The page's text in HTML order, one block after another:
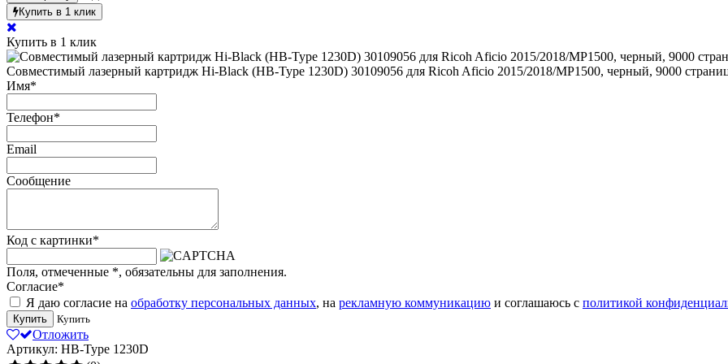
Купить в 1 клик
Купить в 1 клик
Совместимый лазерный картридж Hi-Black (HB-Type 1230D) 30109056 для Ricoh Aficio 2015/2018/MP1500, черный, 9000
Имя*
Телефон*
Email
Сообщение
Код с картинки*
Поля, отмеченные *, обязательны для заполнения.
Согласие*
Я даю согласие на обработку персональных данных, на рекламную коммуникацию и соглашаюсь с политикой
Купить Купить
Отложить
Артикул: HB-Type 1230D